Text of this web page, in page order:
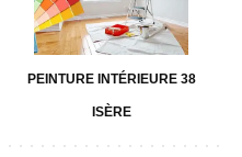
PEINTURE INTÉRIEURE 38
ISÈRE